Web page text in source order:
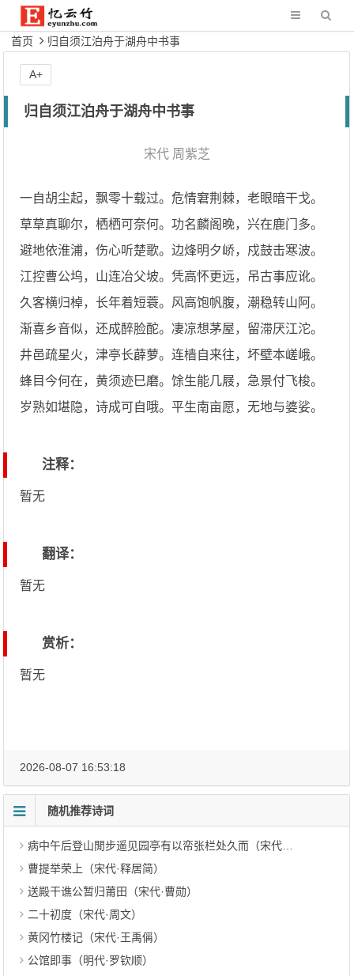
首页 归自须江泊舟于湖舟中书事
归自须江泊舟于湖舟中书事
宋代 周紫芝
一自胡尘起，飘零十载过。危情窘荆棘，老眼暗干戈。
草草真聊尔，栖栖可奈何。功名麟阁晚，兴在鹿门多。
避地依淮浦，伤心听楚歌。边烽明夕峤，戍鼓击寒波。
江控曹公坞，山连冶父坡。凭高怀更远，吊古事应讹。
久客横归棹，长年着短蓑。风高饱帆腹，潮稳转山阿。
渐喜乡音似，还成醉脸酡。凄凉想茅屋，留滞厌江沱。
井邑疏星火，津亭长薜萝。连樯自来往，坏壁本嵯峨。
蜂目今何在，黄须迹巳磨。馀生能几屐，急景付飞梭。
岁熟如堪隐，诗成可自哦。平生南亩愿，无地与婆娑。
注释：
暂无
翻译：
暂无
赏析：
暂无
A+
2026-08-07 16:53:18
随机推荐诗词
病中午后登山閒步遥见园亭有以帟张栏处久而（宋代·岳珂）
曹提举荣上（宋代·释居简）
送殿干谯公暂归莆田（宋代·曹勋）
二十初度（宋代·周文）
黄冈竹楼记（宋代·王禹偁）
公馆即事（明代·罗钦顺）